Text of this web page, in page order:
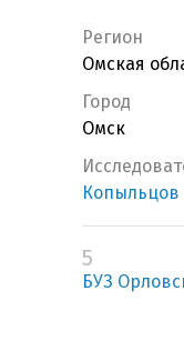
Регион
Омская
Город
Омск
Копыльцов
5
БУЗ